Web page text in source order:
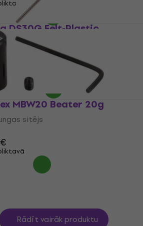
DS30G Felt-Plastic
sitējs
MBW20 Beater 20g
sitējs
Rādīt vairāk produktu